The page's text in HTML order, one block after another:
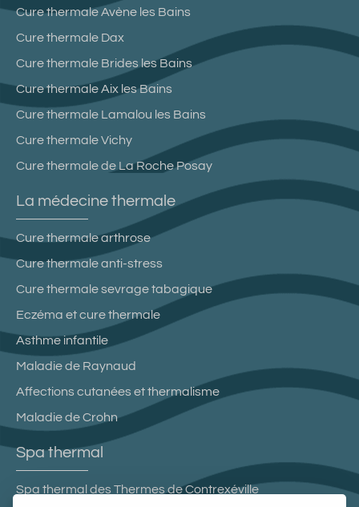
Cure thermale Avène les Bains
Cure thermale Dax
Cure thermale Brides les Bains
Cure thermale Aix les Bains
Cure thermale Lamalou les Bains
Cure thermale Vichy
Cure thermale de La Roche Posay
La médecine thermale
Cure thermale arthrose
Cure thermale anti-stress
Cure thermale sevrage tabagique
Eczéma et cure thermale
Asthme infantile
Maladie de Raynaud
Affections cutanées et thermalisme
Maladie de Crohn
Spa thermal
Spa thermal des Thermes de Contrexéville